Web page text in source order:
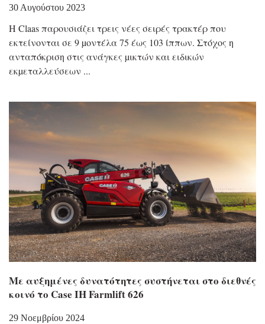
30 Αυγούστου 2023
H Claas παρουσιάζει τρεις νέες σειρές τρακτέρ που
εκτείνονται σε 9 µοντέλα 75 έως 103 ίππων. Στόχος η
ανταπόκριση στις ανάγκες µικτών και ειδικών
εκµεταλλεύσεων
Με αυξημένες δυνατότητες συστήνεται στο διεθνές
κοινό το Case IH Farmlift 626
29 Νοεμβρίου 2024